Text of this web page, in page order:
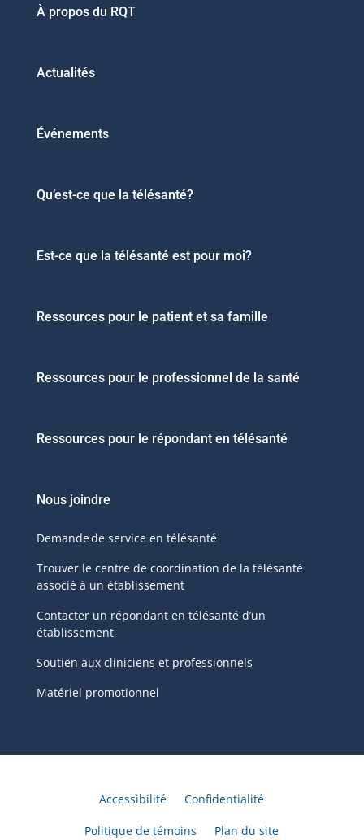
À propos du RQT
Actualités
Événements
Qu’est-ce que la télésanté?
Est-ce que la télésanté est pour moi?
Ressources pour le patient et sa famille
Ressources pour le professionnel de la santé
Ressources pour le répondant en télésanté
Nous joindre
Demande de service en télésanté
Trouver le centre de coordination de la télésanté
associé à un établissement
Contacter un répondant en télésanté d’un
établissement
Soutien aux cliniciens et professionnels
Matériel promotionnel
Accessibilité Confidentialité
Politique de témoins Plan du site